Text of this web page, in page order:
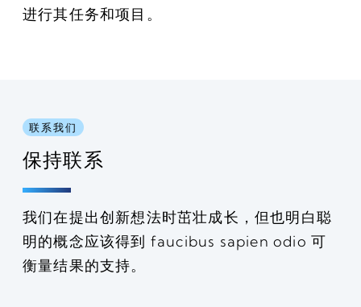
进行其任务和项目。
联系我们
保持联系
我们在提出创新想法时茁壮成长，但也明白聪
明的概念应该得到 faucibus sapien odio 可
衡量结果的支持。